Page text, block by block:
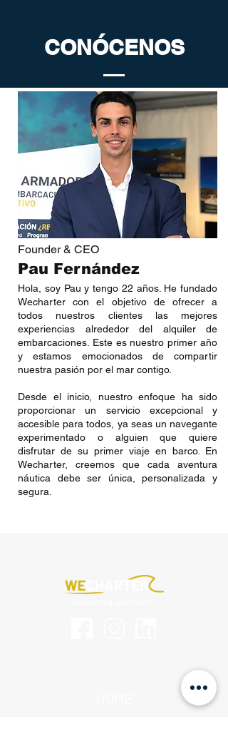
CONÓCENOS
Founder & CEO
Pau Fernández
Hola, soy Pau y tengo 22 años. He fundado
Wecharter con el objetivo de ofrecer a
todos nuestros clientes las mejores
experiencias alrededor del alquiler de
embarcaciones. Este es nuestro primer año
y estamos emocionados de compartir
nuestra pasión por el mar contigo.
Desde el inicio, nuestro enfoque ha sido
proporcionar un servicio excepcional y
accesible para todos, ya seas un navegante
experimentado o alguien que quiere
disfrutar de su primer viaje en barco. En
Wecharter, creemos que cada aventura
náutica debe ser única, personalizada y
segura.